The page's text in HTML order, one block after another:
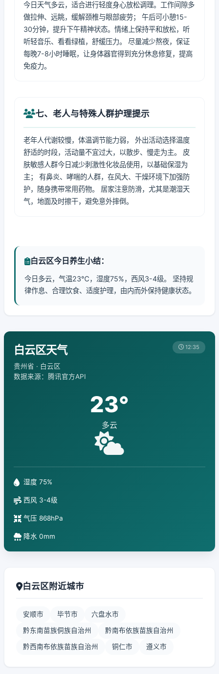
今日天气多云，适合进行轻度身心放松调理。工作间隙多
做拉伸、远眺，缓解颈椎与眼部疲劳； 午后可小憩15-
30分钟，提升下午精神状态。情绪上保持平和放松，听
听轻音乐、看看绿植，舒缓压力。 尽量减少熬夜，保证
每晚7-8小时睡眠，让身体器官得到充分休息修复，提高
免疫力。
七、老人与特殊人群护理提示
老年人代谢较慢，体温调节能力弱， 外出活动选择温度
舒适的时段，活动量不宜过大，以散步、慢走为主。 皮
肤敏感人群今日减少刺激性化妆品使用，以基础保湿为
主； 有鼻炎、哮喘的人群，在风大、干燥环境下加强防
护，随身携带常用药物。 居家注意防滑，尤其是潮湿天
气，地面及时擦干，避免意外摔倒。
白云区今日养生小结：
今日多云，气温23℃，湿度75%，西风3-4级。 坚持规
律作息、合理饮食、适度护理，由内而外保持健康状态。
白云区天气
贵州省 · 白云区
数据来源：腾讯官方API
12:35
23°
多云
湿度 75%
西风 3-4级
气压 868hPa
降水 0mm
白云区附近城市
安顺市 毕节市 六盘水市
黔东南苗族侗族自治州 黔南布依族苗族自治州
黔西南布依族苗族自治州 铜仁市 遵义市